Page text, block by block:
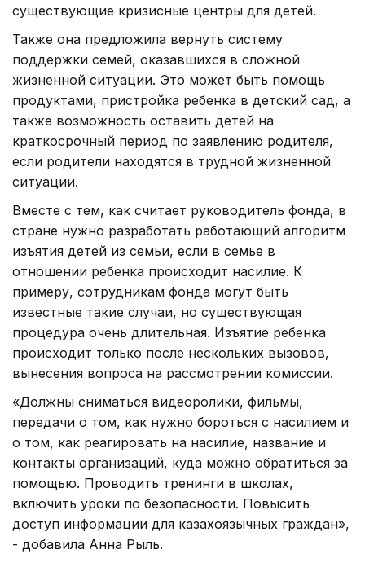
существующие кризисные центры для детей.
Также она предложила вернуть систему
поддержки семей, оказавшихся в сложной
жизненной ситуации. Это может быть помощь
продуктами, пристройка ребенка в детский сад, а
также возможность оставить детей на
краткосрочный период по заявлению родителя,
если родители находятся в трудной жизненной
ситуации.
Вместе с тем, как считает руководитель фонда, в
стране нужно разработать работающий алгоритм
изъятия детей из семьи, если в семье в
отношении ребенка происходит насилие. К
примеру, сотрудникам фонда могут быть
известные такие случаи, но существующая
процедура очень длительная. Изъятие ребенка
происходит только после нескольких вызовов,
вынесения вопроса на рассмотрении комиссии.
«Должны сниматься видеоролики, фильмы,
передачи о том, как нужно бороться с насилием и
о том, как реагировать на насилие, название и
контакты организаций, куда можно обратиться за
помощью. Проводить тренинги в школах,
включить уроки по безопасности. Повысить
доступ информации для казахоязычных граждан»,
- добавила Анна Рыль.